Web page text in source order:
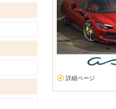
詳細ページ